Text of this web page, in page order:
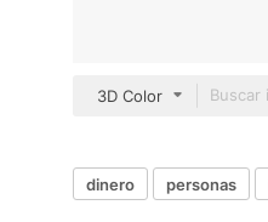
3D Color
dinero personas